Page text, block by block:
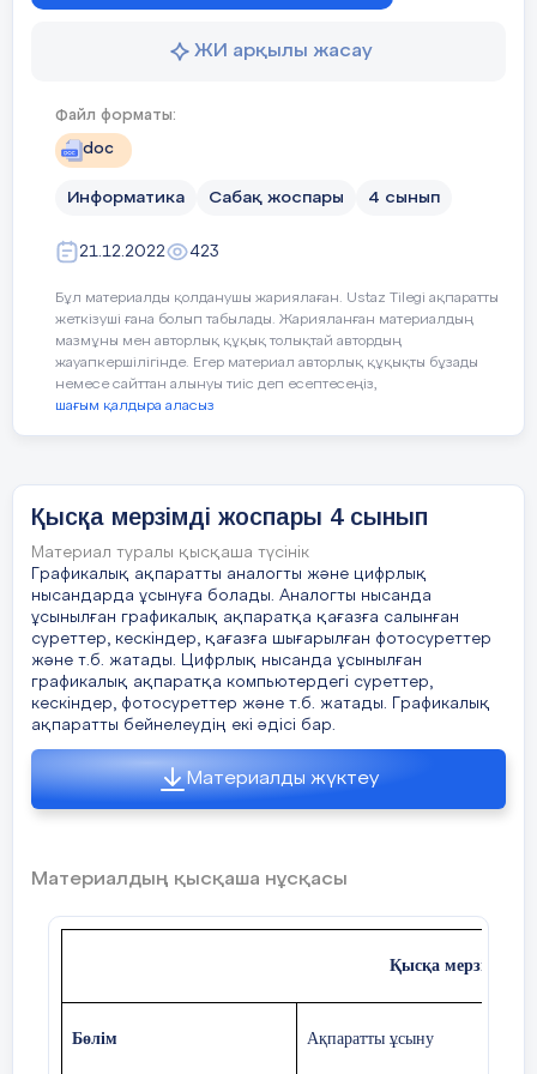
соңы
ұйымдастырады.
менде сұрақтар қалды
-Photo-Brush редакторды іске қосады;
-берілген ағаштың суретін кезең бойынша
- Photo-Brush пен Paint.NET графикалық
редакторында сурет салудың қандай
айырмашылығын байқадың?
-Сурет салу мен өңдеудің қандай
айырмашылығы бар?
Дескриптор:
- Photo-Brush пен Paint.NET графикалық
редакторында сурет салудың
айырмашылықтарын түсіндіреді;
-Сурет салу мен өңдеудің айырмашылықтарын
түсіндіреді.
Қ: стикер /4балл/
1.Оқушыларға өзін-өзі бағалауды
2.Кері байланыс:
ультрадыбыс датчигін
Сабақтың барысы :
Сабақтың
уақыт
Педагогтың әрекеті
Сабақтың
1.Оқушылармен амандасу.
2.Сабақтың тақырыбы мен мақсаттарымен
3.Жаңа тақырыпқа шолу.
Сендер саябақта орналасқан ойын алаңдарында,
компьютерлік ойындар барысында түрлі
өтіп, таңғажайып оқиғаларға кездесіп
Мұндай өткелдерден өту сендерге
болса да, жол тауып шығу- дұрыс мақсатқа
Сабақтың
Жаңа тақырыпты түсіндіру.
Лабиринт- түрлі өткелдер мен жолдар
берілген, шатасқан, күрделі құрылым.
өтудің мақсаты—шытырман бағыттардан,
ЖИ арқылы жасау
Файл форматы:
doc
Информатика Сабақ жоспары 4 сынып
21.12.2022 423
Бұл материалды қолданушы жариялаған. Ustaz Tilegi ақпаратты
жеткізуші ғана болып табылады. Жарияланған материалдың
мазмұны мен авторлық құқық толықтай автордың
жауапкершілігінде. Егер материал авторлық құқықты бұзады
немесе сайттан алынуы тиіс деп есептесеңіз,
шағым қалдыра аласыз
Қысқа мерзімді жоспары 4 сынып
Материал туралы қысқаша түсінік
Графикалық ақпаратты аналогты және цифрлық
нысандарда ұсынуға болады. Аналогты нысанда
ұсынылған графикалық ақпаратқа қағазға салынған
суреттер, кескіндер, қағазға шығарылған фотосуреттер
және т.б. жатады. Цифрлық нысанда ұсынылған
графикалық ақпаратқа компьютердегі суреттер,
кескіндер, фотосуреттер және т.б. жатады. Графикалық
ақпаратты бейнелеудің екі әдісі бар.
Материалды жүктеу
Материалдың қысқаша нұсқасы
Қысқа мерзімді
Бөлім Ақпаратты ұсыну